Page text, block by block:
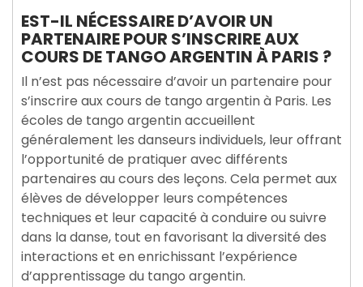
EST-IL NÉCESSAIRE D’AVOIR UN
PARTENAIRE POUR S’INSCRIRE AUX
COURS DE TANGO ARGENTIN À PARIS ?
Il n’est pas nécessaire d’avoir un partenaire pour
s’inscrire aux cours de tango argentin à Paris. Les
écoles de tango argentin accueillent
généralement les danseurs individuels, leur offrant
l’opportunité de pratiquer avec différents
partenaires au cours des leçons. Cela permet aux
élèves de développer leurs compétences
techniques et leur capacité à conduire ou suivre
dans la danse, tout en favorisant la diversité des
interactions et en enrichissant l’expérience
d’apprentissage du tango argentin.